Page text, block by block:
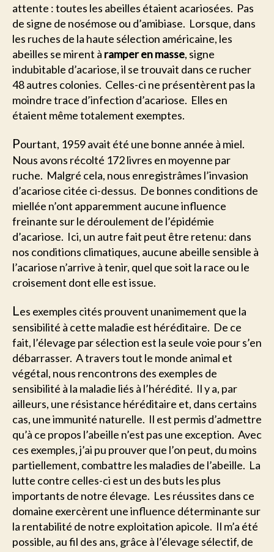
attente : toutes les abeilles étaient acariosées. Pas
de signe de nosémose ou d’amibiase. Lorsque, dans
les ruches de la haute sélection américaine, les
abeilles se mirent à ramper en masse, signe
indubitable d’acariose, il se trouvait dans ce rucher
48 autres colonies. Celles-ci ne présentèrent pas la
moindre trace d’infection d’acariose. Elles en
étaient même totalement exemptes.
Pourtant, 1959 avait été une bonne année à miel.
Nous avons récolté 172 livres en moyenne par
ruche. Malgré cela, nous enregistrâmes l’invasion
d’acariose citée ci-dessus. De bonnes conditions de
miellée n’ont apparemment aucune influence
freinante sur le déroulement de l’épidémie
d’acariose. Ici, un autre fait peut être retenu: dans
nos conditions climatiques, aucune abeille sensible à
l’acariose n’arrive à tenir, quel que soit la race ou le
croisement dont elle est issue.
Les exemples cités prouvent unanimement que la
sensibilité à cette maladie est héréditaire. De ce
fait, l’élevage par sélection est la seule voie pour s’en
débarrasser. A travers tout le monde animal et
végétal, nous rencontrons des exemples de
sensibilité à la maladie liés à l’hérédité. Il y a, par
ailleurs, une résistance héréditaire et, dans certains
cas, une immunité naturelle. Il est permis d’admettre
qu’à ce propos l’abeille n’est pas une exception. Avec
ces exemples, j’ai pu prouver que l’on peut, du moins
partiellement, combattre les maladies de l’abeille. La
lutte contre celles-ci est un des buts les plus
importants de notre élevage. Les réussites dans ce
domaine exercèrent une influence déterminante sur
la rentabilité de notre exploitation apicole. Il m’a été
possible, au fil des ans, grâce à l’élevage sélectif, de